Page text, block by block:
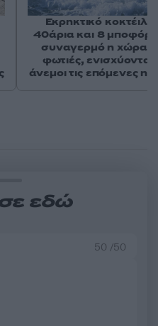
εδώ
50 /50
Εκρηκτικό κοκτέιλ
40άρια και 8 μποφόρ
συναγερμό η χώρα
φωτιές, ενισχύονται
άνεμοι τις επόμενες